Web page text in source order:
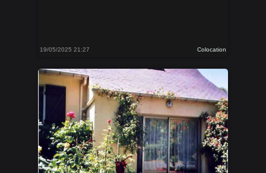
19/05/2025 21:27 Colocation